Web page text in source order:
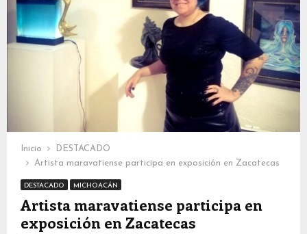
Inicio
DESTACADO
Artista maravatiense participa en exposición en Zacatecas
DESTACADO MICHOACÁN
Artista maravatiense participa en
exposición en Zacatecas